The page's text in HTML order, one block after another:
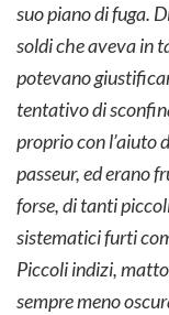
suo piano di fuga.
soldi che aveva in
potevano
tentativo di
proprio con l’aiuto
passeur, ed erano
forse, di tanti
sistematici furti
Piccoli indizi,
sempre meno